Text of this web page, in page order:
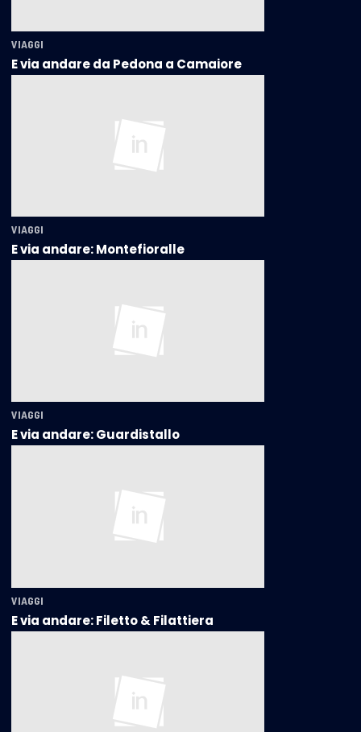
VIAGGI
E via andare da Pedona a Camaiore
VIAGGI
E via andare: Montefioralle
VIAGGI
E via andare: Guardistallo
VIAGGI
E via andare: Filetto & Filattiera